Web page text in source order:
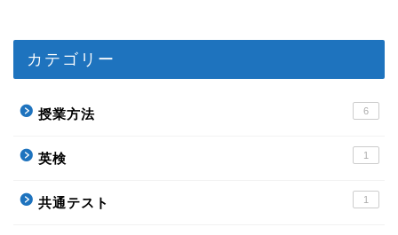
カテゴリー
授業方法 6
英検 1
共通テスト 1